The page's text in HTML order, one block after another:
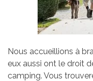
Nous accueillions à
eux aussi ont le droit
camping. Vous